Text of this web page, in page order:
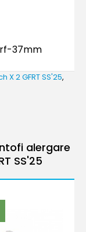
37mm
2 GFRT SS'25,
alergare
SS'25